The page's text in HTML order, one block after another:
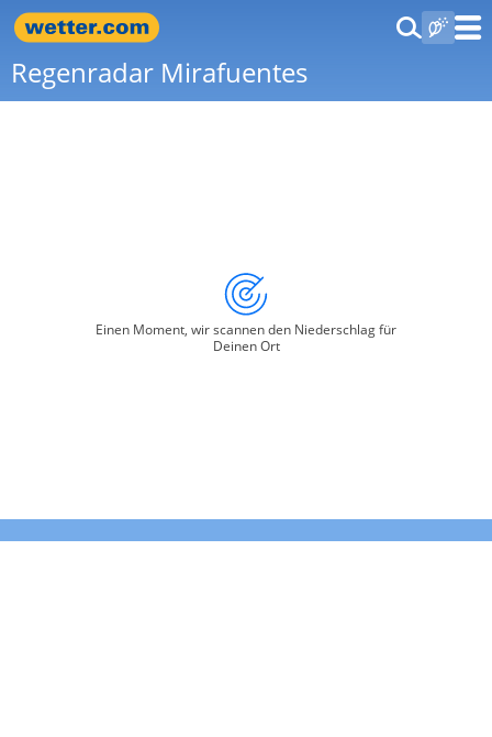
Regenradar Mirafuentes
Einen Moment, wir scannen den Niederschlag für
Deinen Ort